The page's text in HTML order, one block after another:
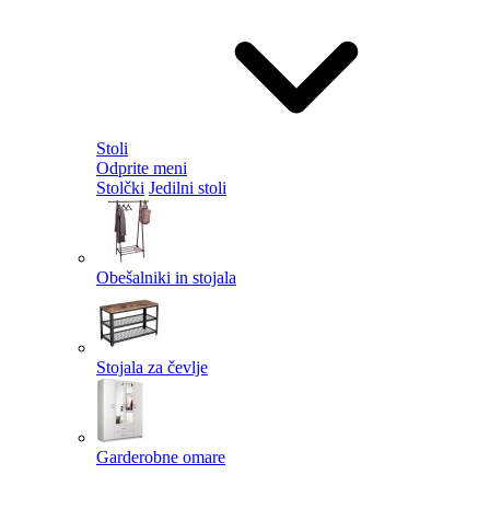
Stoli
Odprite meni
Stolčki Jedilni stoli
Obešalniki in stojala
Stojala za čevlje
Garderobne omare